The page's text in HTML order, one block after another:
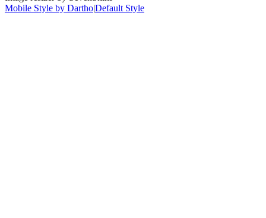
Mobile Style by Dartho|Default Style